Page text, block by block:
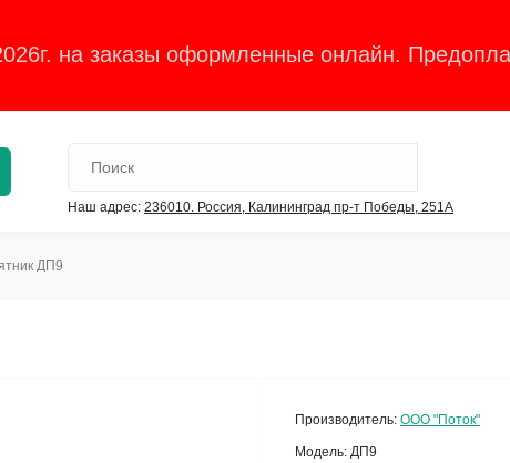
на заказы оформленные онлайн.
Наш адрес: 236010. Россия, Калининград пр-т Победы, 251А
ДП9
Производитель: ООО "Поток"
Модель: ДП9